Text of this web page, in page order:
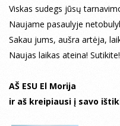
Viskas sudegs jūsų
Naujame pasaulyje
Sakau jums, aušra artėja,
Naujas laikas ateina! Sutikite!
AŠ ESU El Morija
ir aš kreipiausi į savo